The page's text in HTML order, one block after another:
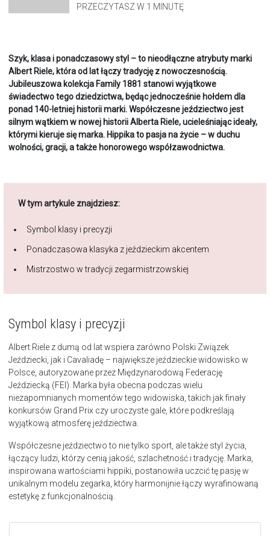
PRZECZYTASZ W 1 MINUTĘ
Szyk, klasa i ponadczasowy styl – to nieodłączne atrybuty marki
Albert Riele, która od lat łączy tradycję z nowoczesnością.
Jubileuszowa kolekcja Family 1881 stanowi wyjątkowe
świadectwo tego dziedzictwa, będąc jednocześnie hołdem dla
ponad 140-letniej historii marki. Współczesne jeździectwo jest
silnym wątkiem w nowej historii Alberta Riele, ucieleśniając ideały,
którymi kieruje się marka. Hippika to pasja na życie – w duchu
wolności, gracji, a także honorowego współzawodnictwa.
W tym artykule znajdziesz:
Symbol klasy i precyzji
Ponadczasowa klasyka z jeździeckim akcentem
Mistrzostwo w tradycji zegarmistrzowskiej
Symbol klasy i precyzji
Albert Riele z dumą od lat wspiera zarówno Polski Związek
Jeździecki, jak i Cavaliadę – największe jeździeckie widowisko w
Polsce, autoryzowane przez Międzynarodową Federację
Jeździecką (FEI). Marka była obecna podczas wielu
niezapomnianych momentów tego widowiska, takich jak finały
konkursów Grand Prix czy uroczyste gale, które podkreślają
wyjątkową atmosferę jeździectwa.
Współczesne jeździectwo to nie tylko sport, ale także styl życia,
łączący ludzi, którzy cenią jakość, szlachetność i tradycję. Marka,
inspirowana wartościami hippiki, postanowiła uczcić tę pasję w
unikalnym modelu zegarka, który harmonijnie łączy wyrafinowaną
estetykę z funkcjonalnością.